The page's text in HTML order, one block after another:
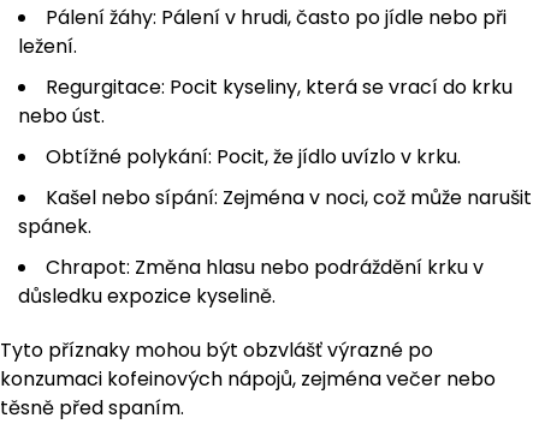
Pálení žáhy: Pálení v hrudi, často po jídle nebo při
ležení.
Regurgitace: Pocit kyseliny, která se vrací do krku
nebo úst.
Obtížné polykání: Pocit, že jídlo uvízlo v krku.
Kašel nebo sípání: Zejména v noci, což může narušit
spánek.
Chrapot: Změna hlasu nebo podráždění krku v
důsledku expozice kyselině.
Tyto příznaky mohou být obzvlášť výrazné po
konzumaci kofeinových nápojů, zejména večer nebo
těsně před spaním.